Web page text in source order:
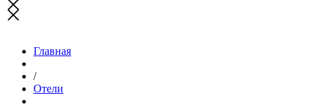
Главная
/
Отели